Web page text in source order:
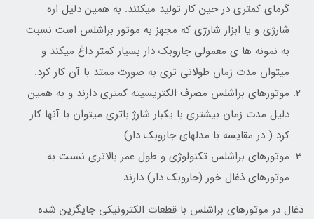
گرمای کمتری در حین کار تولید میکنند. به همین دلیل اره
شارژی و یا ابزار شارژی که مجهز به موتور براشلس است نسبت
به نمونه ها ی معمولی جاروبک دار بسیار کمتر داغ میکند و
میتوان مدت زمان طولانی تری به صورت ممتد با آن کار کرد.
موتورهای براشلس مصرف الکتریسیته کمتری دارند و به همین
دلیل مدت زمان بیشتری با یکبار شارژ باتری میتوان با آنها کار
کرد ( در مقایسه با مدلهای جاروبک دار)
موتورهای براشلس تکنولوژی و طول عمر بالاتری نسبت به
موتورهای ذغال خور (جاروبک دار) دارند.
ذغال در موتورهای براشلس با قطعات الکترونیکی جایگزین شده